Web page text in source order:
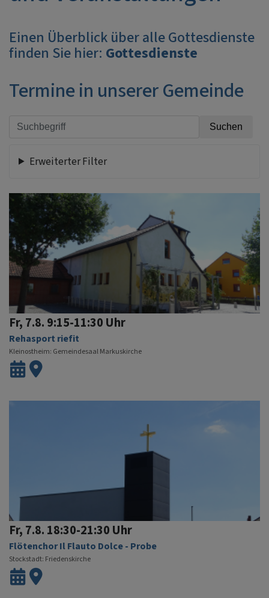
Einen Überblick über alle Gottesdienste
finden Sie hier: Gottesdienste
Termine in unserer Gemeinde
Erweiterter Filter
Fr, 7.8. 9:15-11:30 Uhr
Rehasport riefit
Kleinostheim Gemeindesaal Markuskirche
Fr, 7.8. 18:30-21:30 Uhr
Flötenchor Il Flauto Dolce - Probe
Stockstadt Friedenskirche